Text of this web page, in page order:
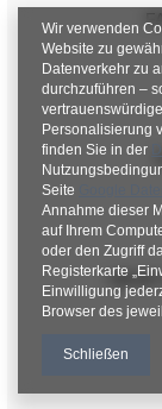
[F]
[G]
[H]
+48 601
Wir verwenden
Website zu
Datenverkehr zu
durchzuführen –
Personalisierung
finden Sie in der
Seite
Annahme dieser
auf Ihrem
oder den Zugriff
Registerkarte
Einwilligung
Browser des
Schließen